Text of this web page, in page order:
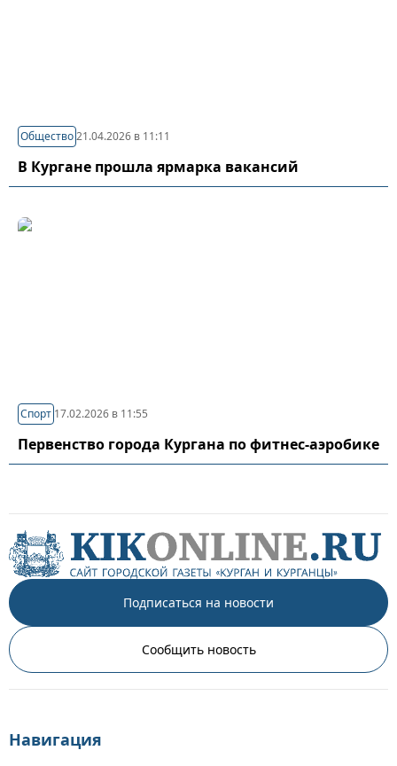
Общество21.04.2026 в 11:11
В Кургане прошла ярмарка вакансий
Спорт 17.02.2026 в 11:55
Первенство города Кургана по фитнес-аэробике
Подписаться на новости
Сообщить новость
Навигация